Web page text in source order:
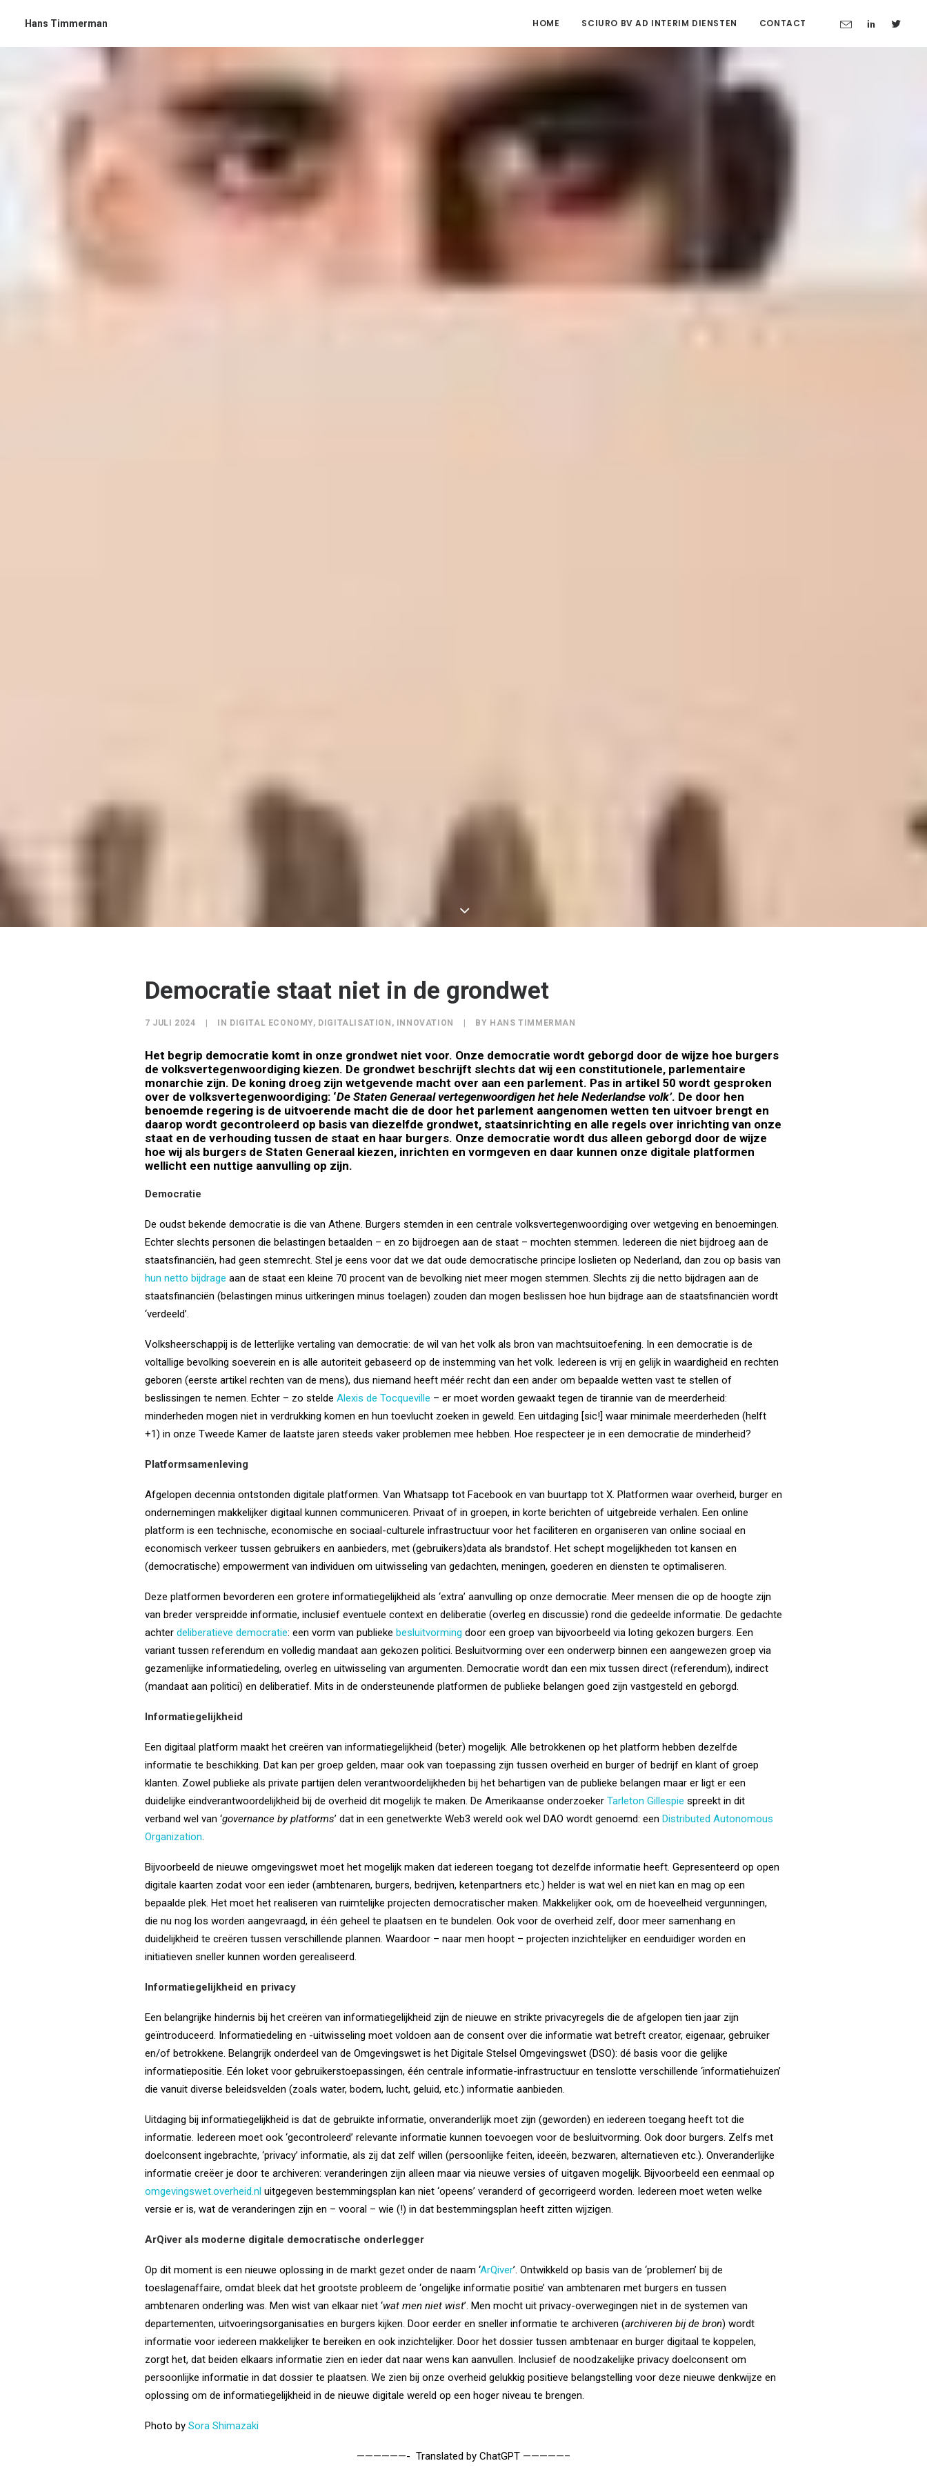
Hans Timmerman HOME SCIURO BV AD INTERIM DIENSTEN CONTACT
Democratie staat niet in de grondwet
7 JULI 2024 IN DIGITAL ECONOMY, DIGITALISATION , INNOVATION BY HANS TIMMERMAN
Het begrip democratie komt in onze grondwet niet voor. Onze democratie wordt geborgd door de wijze hoe burgers
de volksvertegenwoordiging kiezen. De grondwet beschrijft slechts dat wij een constitutionele, parlementaire
monarchie zijn. De koning droeg zijn wetgevende macht over aan een parlement. Pas in artikel 50 wordt gesproken
over de volksvertegenwoordiging: ‘De Staten Generaal vertegenwoordigen het hele Nederlandse volk’. De door hen
benoemde regering is de uitvoerende macht die de door het parlement aangenomen wetten ten uitvoer brengt en
daarop wordt gecontroleerd op basis van diezelfde grondwet, staatsinrichting en alle regels over inrichting van onze
staat en de verhouding tussen de staat en haar burgers. Onze democratie wordt dus alleen geborgd door de wijze
hoe wij als burgers de Staten Generaal kiezen, inrichten en vormgeven en daar kunnen onze digitale platformen
wellicht een nuttige aanvulling op zijn.
Democratie
De oudst bekende democratie is die van Athene. Burgers stemden in een centrale volksvertegenwoordiging over wetgeving en benoemingen.
Echter slechts personen die belastingen betaalden – en zo bijdroegen aan de staat – mochten stemmen. Iedereen die niet bijdroeg aan de
staatsfinanciën, had geen stemrecht. Stel je eens voor dat we dat oude democratische principe loslieten op Nederland, dan zou op basis van
hun netto bijdrage aan de staat een kleine 70 procent van de bevolking niet meer mogen stemmen. Slechts zij die netto bijdragen aan de
staatsfinanciën (belastingen minus uitkeringen minus toelagen) zouden dan mogen beslissen hoe hun bijdrage aan de staatsfinanciën wordt
‘verdeeld’.
Volksheerschappij is de letterlijke vertaling van democratie: de wil van het volk als bron van machtsuitoefening. In een democratie is de
voltallige bevolking soeverein en is alle autoriteit gebaseerd op de instemming van het volk. Iedereen is vrij en gelijk in waardigheid en rechten
geboren (eerste artikel rechten van de mens), dus niemand heeft méér recht dan een ander om bepaalde wetten vast te stellen of
beslissingen te nemen. Echter – zo stelde Alexis de Tocqueville – er moet worden gewaakt tegen de tirannie van de meerderheid:
minderheden mogen niet in verdrukking komen en hun toevlucht zoeken in geweld. Een uitdaging [sic!] waar minimale meerderheden (helft
+1) in onze Tweede Kamer de laatste jaren steeds vaker problemen mee hebben. Hoe respecteer je in een democratie de minderheid?
Platformsamenleving
Afgelopen decennia ontstonden digitale platformen. Van Whatsapp tot Facebook en van buurtapp tot X. Platformen waar overheid, burger en
ondernemingen makkelijker digitaal kunnen communiceren. Privaat of in groepen, in korte berichten of uitgebreide verhalen. Een online
platform is een technische, economische en sociaal-culturele infrastructuur voor het faciliteren en organiseren van online sociaal en
economisch verkeer tussen gebruikers en aanbieders, met (gebruikers)data als brandstof. Het schept mogelijkheden tot kansen en
(democratische) empowerment van individuen om uitwisseling van gedachten, meningen, goederen en diensten te optimaliseren.
Deze platformen bevorderen een grotere informatiegelijkheid als ‘extra’ aanvulling op onze democratie. Meer mensen die op de hoogte zijn
van breder verspreidde informatie, inclusief eventuele context en deliberatie (overleg en discussie) rond die gedeelde informatie. De gedachte
achter deliberatieve democratie: een vorm van publieke besluitvorming door een groep van bijvoorbeeld via loting gekozen burgers. Een
variant tussen referendum en volledig mandaat aan gekozen politici. Besluitvorming over een onderwerp binnen een aangewezen groep via
gezamenlijke informatiedeling, overleg en uitwisseling van argumenten. Democratie wordt dan een mix tussen direct (referendum), indirect
(mandaat aan politici) en deliberatief. Mits in de ondersteunende platformen de publieke belangen goed zijn vastgesteld en geborgd.
Informatiegelijkheid
Een digitaal platform maakt het creëren van informatiegelijkheid (beter) mogelijk. Alle betrokkenen op het platform hebben dezelfde
informatie te beschikking. Dat kan per groep gelden, maar ook van toepassing zijn tussen overheid en burger of bedrijf en klant of groep
klanten. Zowel publieke als private partijen delen verantwoordelijkheden bij het behartigen van de publieke belangen maar er ligt er een
duidelijke eindverantwoordelijkheid bij de overheid dit mogelijk te maken. De Amerikaanse onderzoeker Tarleton Gillespie spreekt in dit
verband wel van ‘governance by platforms’ dat in een genetwerkte Web3 wereld ook wel DAO wordt genoemd: een Distributed Autonomous
Organization.
Bijvoorbeeld de nieuwe omgevingswet moet het mogelijk maken dat iedereen toegang tot dezelfde informatie heeft. Gepresenteerd op open
digitale kaarten zodat voor een ieder (ambtenaren, burgers, bedrijven, ketenpartners etc.) helder is wat wel en niet kan en mag op een
bepaalde plek. Het moet het realiseren van ruimtelijke projecten democratischer maken. Makkelijker ook, om de hoeveelheid vergunningen,
die nu nog los worden aangevraagd, in één geheel te plaatsen en te bundelen. Ook voor de overheid zelf, door meer samenhang en
duidelijkheid te creëren tussen verschillende plannen. Waardoor – naar men hoopt – projecten inzichtelijker en eenduidiger worden en
initiatieven sneller kunnen worden gerealiseerd.
Informatiegelijkheid en privacy
Een belangrijke hindernis bij het creëren van informatiegelijkheid zijn de nieuwe en strikte privacyregels die de afgelopen tien jaar zijn
geïntroduceerd. Informatiedeling en -uitwisseling moet voldoen aan de consent over die informatie wat betreft creator, eigenaar, gebruiker
en/of betrokkene. Belangrijk onderdeel van de Omgevingswet is het Digitale Stelsel Omgevingswet (DSO): dé basis voor die gelijke
informatiepositie. Eén loket voor gebruikerstoepassingen, één centrale informatie-infrastructuur en tenslotte verschillende ‘informatiehuizen’
die vanuit diverse beleidsvelden (zoals water, bodem, lucht, geluid, etc.) informatie aanbieden.
Uitdaging bij informatiegelijkheid is dat de gebruikte informatie, onveranderlijk moet zijn (geworden) en iedereen toegang heeft tot die
informatie. Iedereen moet ook ‘gecontroleerd’ relevante informatie kunnen toevoegen voor de besluitvorming. Ook door burgers. Zelfs met
doelconsent ingebrachte, ‘privacy’ informatie, als zij dat zelf willen (persoonlijke feiten, ideeën, bezwaren, alternatieven etc.). Onveranderlijke
informatie creëer je door te archiveren: veranderingen zijn alleen maar via nieuwe versies of uitgaven mogelijk. Bijvoorbeeld een eenmaal op
omgevingswet.overheid.nl uitgegeven bestemmingsplan kan niet ‘opeens’ veranderd of gecorrigeerd worden. Iedereen moet weten welke
versie er is, wat de veranderingen zijn en – vooral – wie (!) in dat bestemmingsplan heeft zitten wijzigen.
ArQiver als moderne digitale democratische onderlegger
Op dit moment is een nieuwe oplossing in de markt gezet onder de naam ‘ArQiver’. Ontwikkeld op basis van de ‘problemen’ bij de
toeslagenaffaire, omdat bleek dat het grootste probleem de ‘ongelijke informatie positie’ van ambtenaren met burgers en tussen
ambtenaren onderling was. Men wist van elkaar niet ‘wat men niet wist’. Men mocht uit privacy-overwegingen niet in de systemen van
departementen, uitvoeringsorganisaties en burgers kijken. Door eerder en sneller informatie te archiveren (archiveren bij de bron) wordt
informatie voor iedereen makkelijker te bereiken en ook inzichtelijker. Door het dossier tussen ambtenaar en burger digitaal te koppelen,
zorgt het, dat beiden elkaars informatie zien en ieder dat naar wens kan aanvullen. Inclusief de noodzakelijke privacy doelconsent om
persoonlijke informatie in dat dossier te plaatsen. We zien bij onze overheid gelukkig positieve belangstelling voor deze nieuwe denkwijze en
oplossing om de informatiegelijkheid in de nieuwe digitale wereld op een hoger niveau te brengen.
Photo by Sora Shimazaki
——————- Translated by ChatGPT —————–